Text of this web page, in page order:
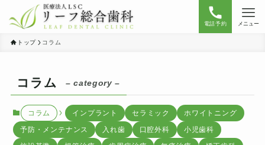
電話予約 メニュー
トップ コラム
コラム – category –
コラム インプラント セラミック
ホワイトニング
予防・メンテナンス
入れ歯 口腔外科
小児歯科